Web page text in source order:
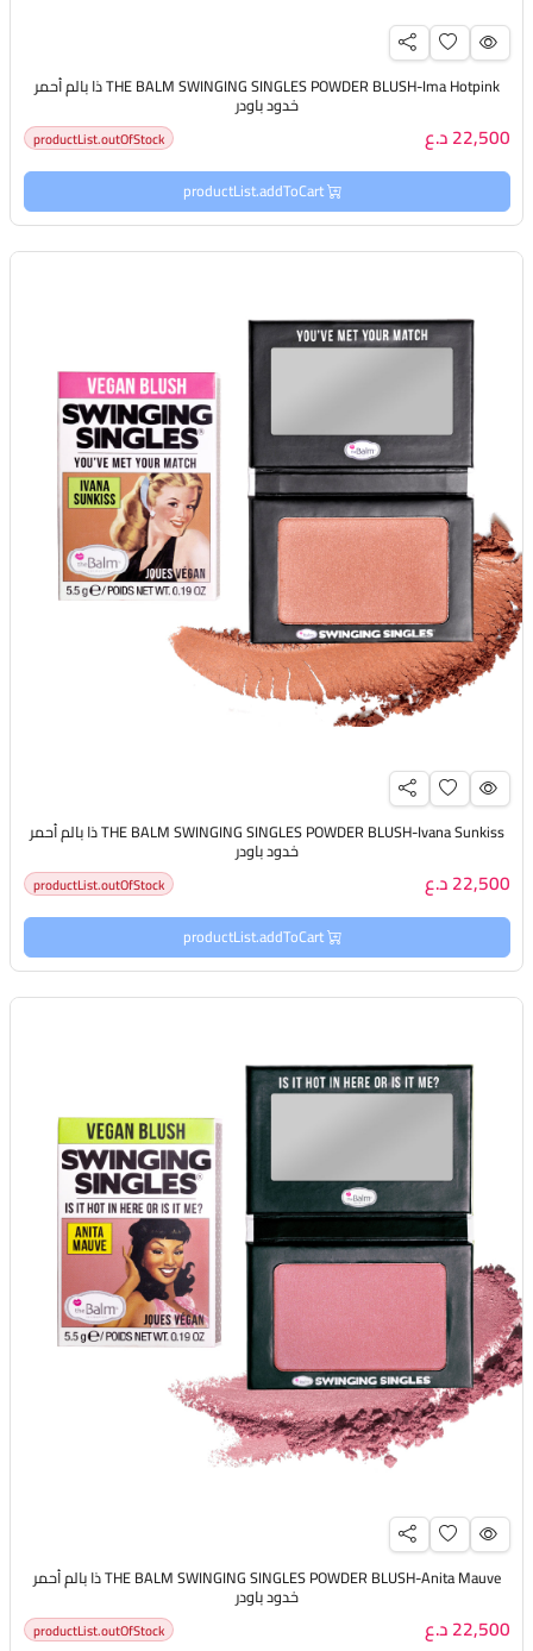
THE BALM SWINGING SINGLES POWDER BLUSH-Ima Hotpink ذا بالم أحمر
خدود باودر
22,500 د.ع productList.outOfStock
productList.addToCart
THE BALM SWINGING SINGLES POWDER BLUSH-Ivana Sunkiss ذا بالم أحمر
خدود باودر
22,500 د.ع productList.outOfStock
productList.addToCart
THE BALM SWINGING SINGLES POWDER BLUSH-Anita Mauve ذا بالم أحمر
خدود باودر
22,500 د.ع productList.outOfStock